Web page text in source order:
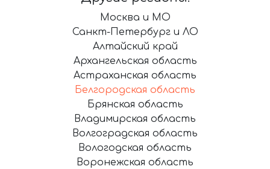
Москва и МО
Санкт-Петербург и ЛО
Алтайский край
Архангельская область
Астраханская область
Белгородская область
Брянская область
Владимирская область
Волгоградская область
Вологодская область
Воронежская область